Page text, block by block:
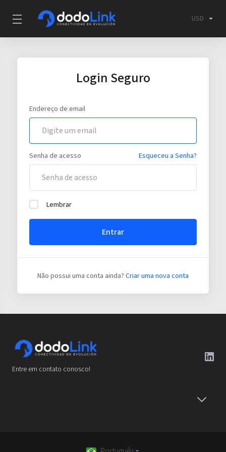
USD
Login Seguro
Endereço de email
Senha de acesso Esqueceu a Senha?
Lembrar
Entrar
Não possui uma conta ainda? Criar uma nova conta
Entre em contato conosco!